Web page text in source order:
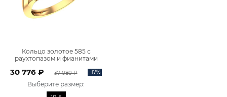
Кольцо золотое 585 с
раухтопазом и фианитами
30 776 ₽ 37 080 ₽ -17%
Выберите размер: